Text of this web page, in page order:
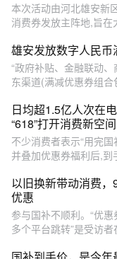
本次活动由河北雄安新
消费券发放主阵地,旨
雄安发放数字人民
“政府补贴、金融联动
东渠道(满减优惠券组
日均超1.5亿人次在
“618”打开消费新空间
不少消费者表示“用完
并叠加优惠券福利后,到
以旧换新带动消费
优惠
参与国补不顺利。“优
多个平台跳转”是受访